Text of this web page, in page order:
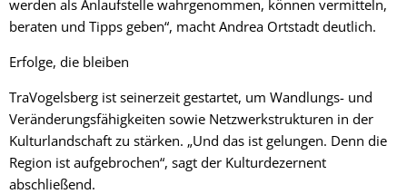
werden als Anlaufstelle wahrgenommen, können vermitteln,
beraten und Tipps geben“, macht Andrea Ortstadt deutlich.
Erfolge, die bleiben
TraVogelsberg ist seinerzeit gestartet, um Wandlungs- und
Veränderungsfähigkeiten sowie Netzwerkstrukturen in der
Kulturlandschaft zu stärken. „Und das ist gelungen. Denn die
Region ist aufgebrochen“, sagt der Kulturdezernent
abschließend.